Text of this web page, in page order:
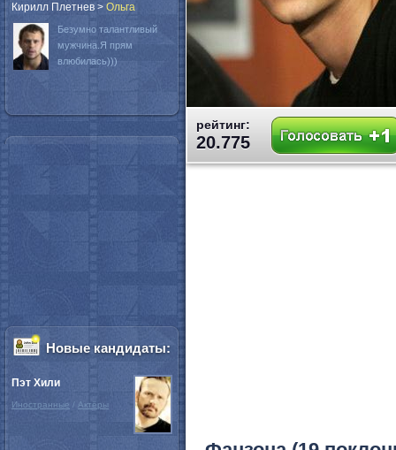
рейтинг:
20.775
Кирилл Плетнев > Oльга
Безумно талантливый
мужчина.Я прям
влюбилась)))
Новые кандидаты:
Пэт Хили
Иностранные / Актёры